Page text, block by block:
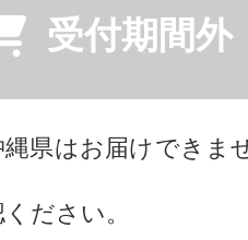
受付期間外
県はお届けできま
ださい。